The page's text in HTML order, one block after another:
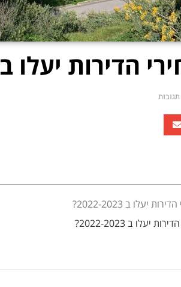
יעלו ב 2022-2023
יעלו ב 2022-2023?
יעלו ב 2022-2023?